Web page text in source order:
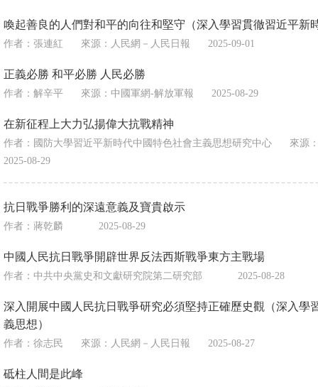
喚起善良的人們對和平的向往和堅守（深入學習貫徹習近平新
作者：張連紅 來源： 人民網－人民日報 2025-09-01
正義必勝 和平必勝 人民必勝
作者：解辛平 來源： 中國軍網-解放軍報 2025-08-29
在新征程上大力弘揚偉大抗戰精神
作者：國防大學習近平新時代中國特色社會主義思想研究中心
來源
2025-08-29
抗日戰爭勝利的深遠意義及寶貴啟示
作者：蔣乾麟 2025-08-29
中國人民抗日戰爭開辟世界反法西斯戰爭東方主戰場
作者：中共中央黨史和文獻研究院第二研究部 2025-08-28
深入開展中國人民抗日戰爭研究必須堅持正確歷史觀（深入學
義思想）
作者：徐志民 來源： 人民網－人民日報 2025-08-27
砥柱人間是此峰